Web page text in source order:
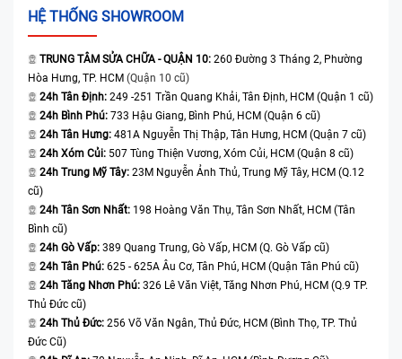
HỆ THỐNG SHOWROOM
TRUNG TÂM SỬA CHỮA - QUẬN 10: 260 Đường 3 Tháng 2, Phường
Hòa Hưng, TP. HCM (Quận 10 cũ)
24h Tân Định: 249 -251 Trần Quang Khải, Tân Định, HCM (Quận 1 cũ)
24h Bình Phú: 733 Hậu Giang, Bình Phú, HCM (Quận 6 cũ)
24h Tân Hưng: 481A Nguyễn Thị Thập, Tân Hưng, HCM (Quận 7 cũ)
24h Xóm Củi: 507 Tùng Thiện Vương, Xóm Củi, HCM (Quận 8 cũ)
24h Trung Mỹ Tây: 23M Nguyễn Ảnh Thủ, Trung Mỹ Tây, HCM (Q.12
cũ)
24h Tân Sơn Nhất: 198 Hoàng Văn Thụ, Tân Sơn Nhất, HCM (Tân
Bình cũ)
24h Gò Vấp: 389 Quang Trung, Gò Vấp, HCM (Q. Gò Vấp cũ)
24h Tân Phú: 625 - 625A Âu Cơ, Tân Phú, HCM (Quận Tân Phú cũ)
24h Tăng Nhơn Phú: 326 Lê Văn Việt, Tăng Nhơn Phú, HCM (Q.9 TP.
Thủ Đức cũ)
24h Thủ Đức: 256 Võ Văn Ngân, Thủ Đức, HCM (Bình Thọ, TP. Thủ
Đức Cũ)